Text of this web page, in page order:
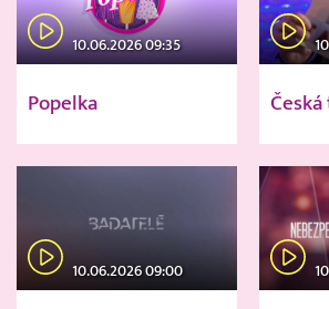
10.06.2026 09:35
Popelka
10.06.2026 09:00